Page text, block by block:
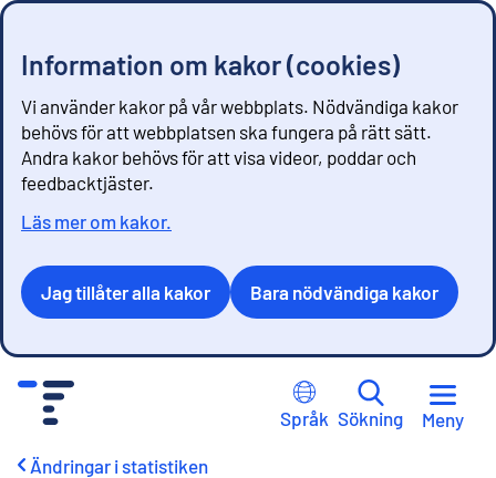
Information om kakor (cookies)
Vi använder kakor på vår webbplats. Nödvändiga kakor
behövs för att webbplatsen ska fungera på rätt sätt.
Andra kakor behövs för att visa videor, poddar och
feedbacktjäster.
Läs mer om kakor.
Jag tillåter alla kakor Bara nödvändiga kakor
Språk Sökning Meny
Ändringar i statistiken